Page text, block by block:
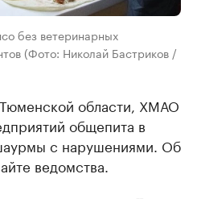
без ветеринарных
(Фото: Николай Бастриков /
области, ХМАО
общепита в
с нарушениями. Об
ведомства.